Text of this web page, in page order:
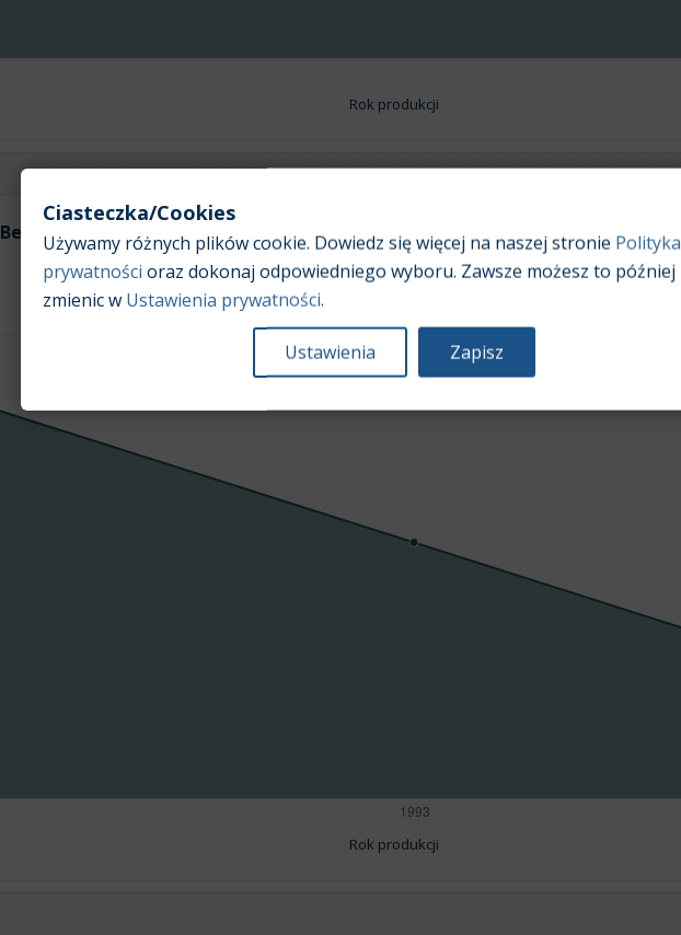
Rok produkcji
Benzyna Pojemność silnika:
Tabela
Średnia wartość rynkowa samochodu [PLN]
Rok produkcji
Ciasteczka/Cookies
Używamy różnych plików cookie. Dowiedz się więcej na naszej stronie Polityka
prywatności oraz dokonaj odpowiedniego wyboru. Zawsze możesz to później
zmienic w Ustawienia prywatności.
Ustawienia Zapisz